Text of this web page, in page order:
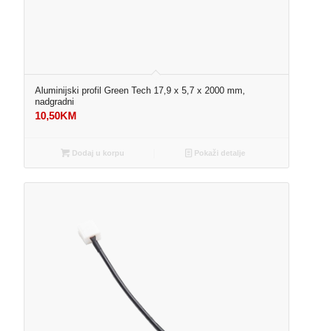
Aluminijski profil Green Tech 17,9 x 5,7 x 2000 mm,
nadgradni
10,50KM
Dodaj u korpu Pokaži detalje